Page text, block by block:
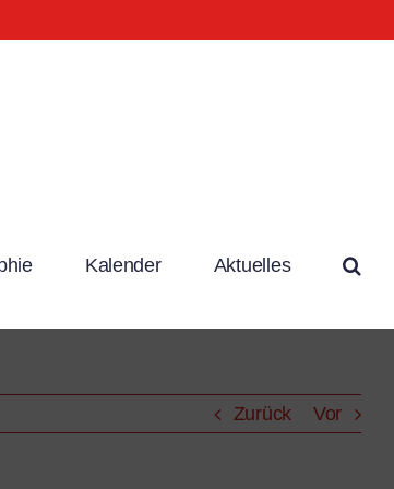
Kalender Aktuelles
Zurück Vor